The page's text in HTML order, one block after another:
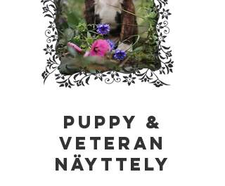
pUPPY &
vETERAN
NÄYTTELY